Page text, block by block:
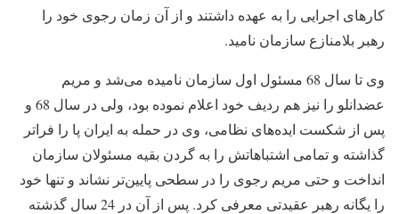
کارهای اجرایی را به عهده داشتند و از آن‌ زمان رجوی خود را
رهبر بلامنازع سازمان نامید.
وی تا سال 68 مسئول اول سازمان نامیده می‌شد و مریم
عضدانلو را نیز هم ردیف خود اعلام نموده بود، ولی در سال 68 و
پس از شکست ایده‌های نظامی، وی در حمله به ایران پا را فراتر
گذاشته و تمامی اشتباهاتش را به گردن بقیه مسئولان سازمان
انداخت و حتی مریم رجوی را در سطحی پایین‌تر نشاند و تنها خود
را یگانه رهبر عقیدتی معرفی کرد. پس از آن در 24 سال گذشته